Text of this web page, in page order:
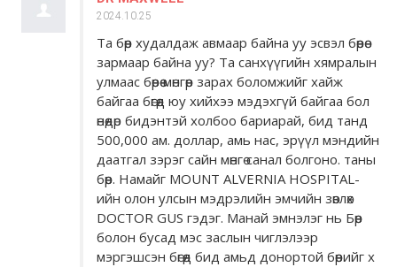
2024.10.25
Та бөөр худалдаж авмаар байна уу эсвэл бөөрөө
зармаар байна уу? Та санхүүгийн хямралын
улмаас бөөрөө мөнгөөр ​​зарах боломжийг хайж
байгаа бөгөөд юу хийхээ мэдэхгүй байгаа бол
өнөөдөр бидэнтэй холбоо бариарай, бид танд
500,000 ам. доллар, амь нас, эрүүл мэндийн
даатгал зэрэг сайн мөнгө санал болгоно. таны
бөөр. Намайг MOUNT ALVERNIA HOSPITAL-
ийн олон улсын мэдрэлийн эмчийн зөвлөх
DOCTOR GUS гэдэг. Манай эмнэлэг нь Бөөр
болон бусад мэс заслын чиглэлээр
мэргэшсэн бөгөөд бид амьд донортой бөөрийг х